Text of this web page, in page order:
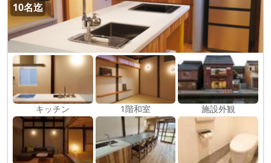
10名迄
キッチン 1階和室 施設外観